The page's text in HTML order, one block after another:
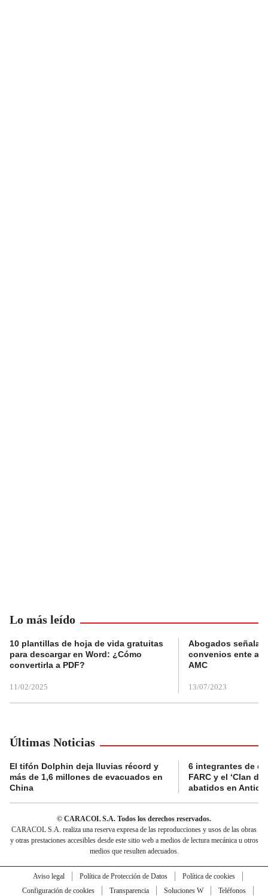
Lo más leído
10 plantillas de hoja de vida gratuitas
para descargar en Word: ¿Cómo
convertirla a PDF?
11/02/2025
Abogados
convenios ente
AMC
13/07/2023
Últimas Noticias
El tifón Dolphin deja lluvias récord y
más de 1,6 millones de evacuados en
China
6 integrantes de
FARC y el ‘Clan
abatidos en
© CARACOL S.A. Todos los derechos reservados.
CARACOL S.A. realiza una reserva expresa de las reproducciones y usos de las obras
y otras prestaciones accesibles desde este sitio web a medios de lectura mecánica u otros
medios que resulten adecuados.
Aviso legal Política de Protección de Datos
Política de cookies
Configuración de cookies
Transparencia Soluciones W
Teléfonos